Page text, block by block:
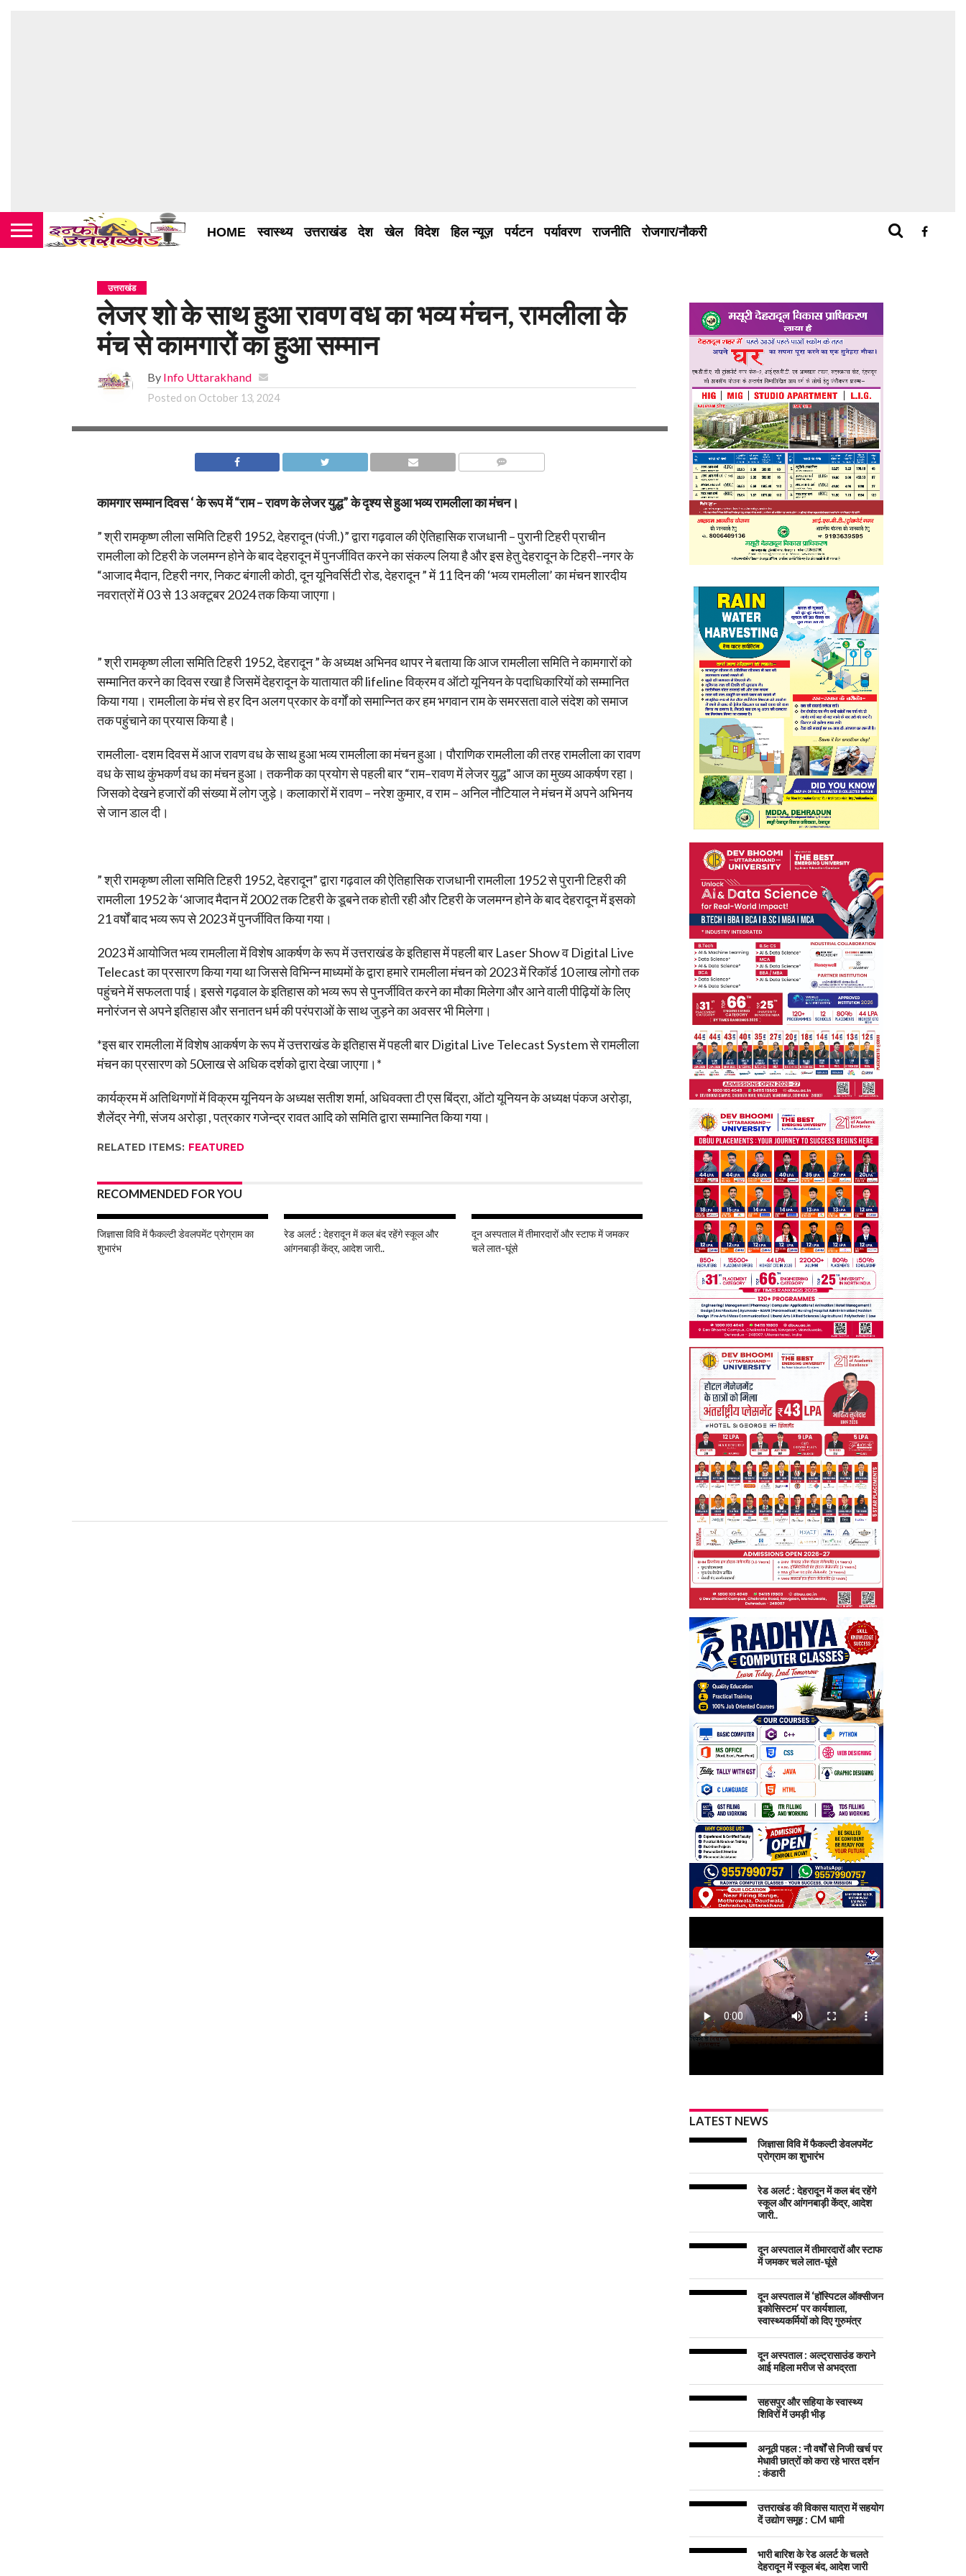
HOME स्वास्थ्य उत्तराखंड देश खेल विदेश हिल न्यूज़ पर्यटन पर्यावरण राजनीति रोजगार/नौकरी
उत्तराखंड
लेजर शो के साथ हुआ रावण वध का भव्य मंचन, रामलीला के
मंच से कामगारों का हुआ सम्मान
By Info Uttarakhand
Posted on October 13, 2024
कामगार सम्मान दिवस ‘ के रूप में “राम – रावण के लेजर युद्ध” के दृश्य से हुआ भव्य रामलीला का मंचन।
” श्री रामकृष्ण लीला समिति टिहरी 1952, देहरादून (पंजी.)” द्वारा गढ़वाल की ऐतिहासिक राजधानी – पुरानी टिहरी प्राचीन
रामलीला को टिहरी के जलमग्न होने के बाद देहरादून में पुनर्जीवित करने का संकल्प लिया है और इस हेतु देहरादून के टिहरी–नगर के
“आजाद मैदान, टिहरी नगर, निकट बंगाली कोठी, दून यूनिवर्सिटी रोड, देहरादून ” में 11 दिन की ‘भव्य रामलीला’ का मंचन शारदीय
नवरात्रों में 03 से 13 अक्टूबर 2024 तक किया जाएगा।
” श्री रामकृष्ण लीला समिति टिहरी 1952, देहरादून ” के अध्यक्ष अभिनव थापर ने बताया कि आज रामलीला समिति ने कामगारों को
सम्मानित करने का दिवस रखा है जिसमें देहरादून के यातायात की lifeline विक्रम व ऑटो यूनियन के पदाधिकारियों को सम्मानित
किया गया। रामलीला के मंच से हर दिन अलग प्रकार के वर्गों को समान्नित कर हम भगवान राम के समरसता वाले संदेश को समाज
तक पहुंचाने का प्रयास किया है।
रामलीला- दशम दिवस में आज रावण वध के साथ हुआ भव्य रामलीला का मंचन हुआ। पौराणिक रामलीला की तरह रामलीला का रावण
वध के साथ कुंभकर्ण वध का मंचन हुआ। तकनीक का प्रयोग से पहली बार “राम–रावण में लेजर युद्ध” आज का मुख्य आकर्षण रहा।
जिसको देखने हजारों की संख्या में लोग जुड़े। कलाकारों में रावण – नरेश कुमार, व राम – अनिल नौटियाल ने मंचन में अपने अभिनय
से जान डाल दी।
” श्री रामकृष्ण लीला समिति टिहरी 1952, देहरादून” द्वारा गढ़वाल की ऐतिहासिक राजधानी रामलीला 1952 से पुरानी टिहरी की
रामलीला 1952 के ‘आजाद मैदान में 2002 तक टिहरी के डूबने तक होती रही और टिहरी के जलमग्न होने के बाद देहरादून में इसको
21 वर्षों बाद भव्य रूप से 2023 में पुनर्जीवित किया गया।
2023 में आयोजित भव्य रामलीला में विशेष आकर्षण के रूप में उत्तराखंड के इतिहास में पहली बार Laser Show व Digital Live
Telecast का प्रसारण किया गया था जिससे विभिन्न माध्यमों के द्वारा हमारे रामलीला मंचन को 2023 में रिकॉर्ड 10 लाख लोगो तक
पहुंचने में सफलता पाई। इससे गढ़वाल के इतिहास को भव्य रूप से पुनर्जीवित करने का मौका मिलेगा और आने वाली पीढ़ियों के लिए
मनोरंजन से अपने इतिहास और सनातन धर्म की परंपराओं के साथ जुड़ने का अवसर भी मिलेगा।
*इस बार रामलीला में विशेष आकर्षण के रूप में उत्तराखंड के इतिहास में पहली बार Digital Live Telecast System से रामलीला
मंचन का प्रसारण को 50लाख से अधिक दर्शको द्वारा देखा जाएगा।*
कार्यक्रम में अतिथिगणों में विक्रम यूनियन के अध्यक्ष सतीश शर्मा, अधिवक्ता टी एस बिंद्रा, ऑटो यूनियन के अध्यक्ष पंकज अरोड़ा,
शैलेंद्र नेगी, संजय अरोड़ा , पत्रकार गजेन्द्र रावत आदि को समिति द्वारा सम्मानित किया गया।
RELATED ITEMS: FEATURED
RECOMMENDED FOR YOU
जिज्ञासा विवि में फैकल्टी डेवलपमेंट प्रोग्राम का
शुभारंभ
रेड अलर्ट : देहरादून में कल बंद रहेंगे स्कूल और
आंगनबाड़ी केंद्र, आदेश जारी..
दून अस्पताल में तीमारदारों और स्टाफ में जमकर
चले लात-घूंसे
LATEST NEWS
जिज्ञासा विवि में फैकल्टी डेवलपमेंट
प्रोग्राम का शुभारंभ
रेड अलर्ट : देहरादून में कल बंद रहेंगे
स्कूल और आंगनबाड़ी केंद्र, आदेश
जारी..
दून अस्पताल में तीमारदारों और स्टाफ
में जमकर चले लात-घूंसे
दून अस्पताल में ‘हॉस्पिटल ऑक्सीजन
इकोसिस्टम’ पर कार्यशाला,
स्वास्थ्यकर्मियों को दिए गुरुमंत्र
दून अस्पताल : अल्ट्रासाउंड कराने
आई महिला मरीज से अभद्रता
सहसपुर और सहिया के स्वास्थ्य
शिविरों में उमड़ी भीड़
अनूठी पहल : नौ वर्षों से निजी खर्च पर
मेधावी छात्रों को करा रहे भारत दर्शन
: कंडारी
उत्तराखंड की विकास यात्रा में सहयोग
दें उद्योग समूह : CM धामी
भारी बारिश के रेड अलर्ट के चलते
देहरादून में स्कूल बंद, आदेश जारी